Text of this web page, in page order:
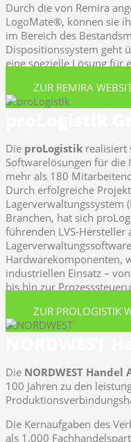
Durch die von Remira
LogoMate®, können sie
im Bereich des
Dispositionssystem geht
eine spezielle Lösung für
ZUR REMIRA
Die proLogistik realisiert
Softwarelösungen für
mehr als 180
Durch erfolgreiche
Lagerverwaltungssystem
Branchen, hat sich
führenden LVS-Hersteller
Hardwarekomponenten,
industriellen Einsatz –
bis hin zur
ZUR PROLOGISTIK
Die NORDWEST Handel
100 Jahren zu den
Die Kernaufgaben des
als 1.000